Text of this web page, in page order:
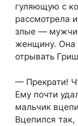
гуляющую с
рассмотрела
злые —
женщину. Она
отрывать
— Прекрати!
Ему почти
мальчик
Вцепился так,